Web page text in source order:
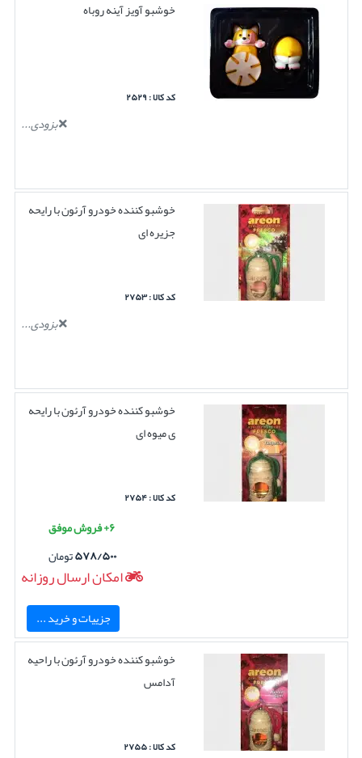
خوشبو آویز آینه روباه
کد کالا : ۲۵۲۹
بزودی...
خوشبو کننده خودرو آرئون با رایحه
جزیره ای
کد کالا : ۲۷۵۳
بزودی...
خوشبو کننده خودرو آرئون با رایحه
ی میوه ای
کد کالا : ۲۷۵۴
۶+ فروش موفق
۵۷۸/۵۰۰تومان
امکان ارسال روزانه
جزییات و خرید ...
خوشبو کننده خودرو آرئون با راحیه
آدامس
کد کالا : ۲۷۵۵